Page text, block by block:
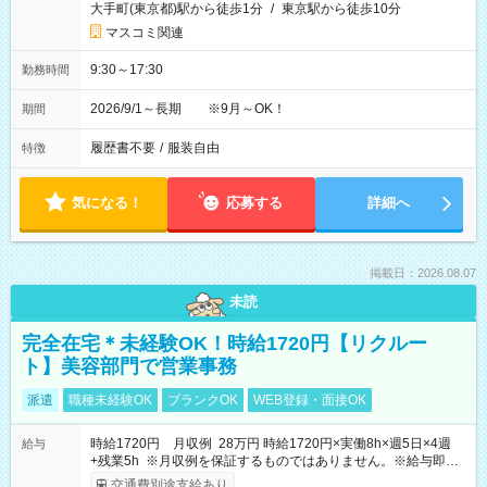
大手町(東京都)駅から徒歩1分 / 東京駅から徒歩10分
マスコミ関連
勤務時間 9:30～17:30
期間 2026/9/1～長期 ※9月～OK！
特徴 履歴書不要 / 服装自由
気になる！ 応募する 詳細へ
掲載日：2026.08.07
未読
完全在宅＊未経験OK！時給1720円【リクルー
ト】美容部門で営業事務
派遣 職種未経験OK ブランクOK WEB登録・面接OK
給与
時給1720円 月収例 28万円 時給1720円×実働8h×週5日×4週
+残業5h ※月収例を保証するものではありません。※給与即受
取りサービス利用可（利用条件有）